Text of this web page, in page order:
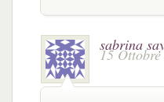
sabrina
15